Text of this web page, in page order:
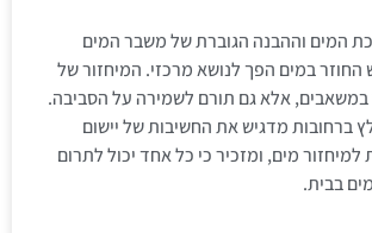
המים וההבנה הגוברת של משבר המים
החוזר במים הפך לנושא מרכזי. המיחזור של
במשאבים, אלא גם תורם לשמירה על הסביבה.
ברחובות מדגיש את החשיבות של יישום
מים, ומזכיר כי כל אחד יכול לתרום
בבית.